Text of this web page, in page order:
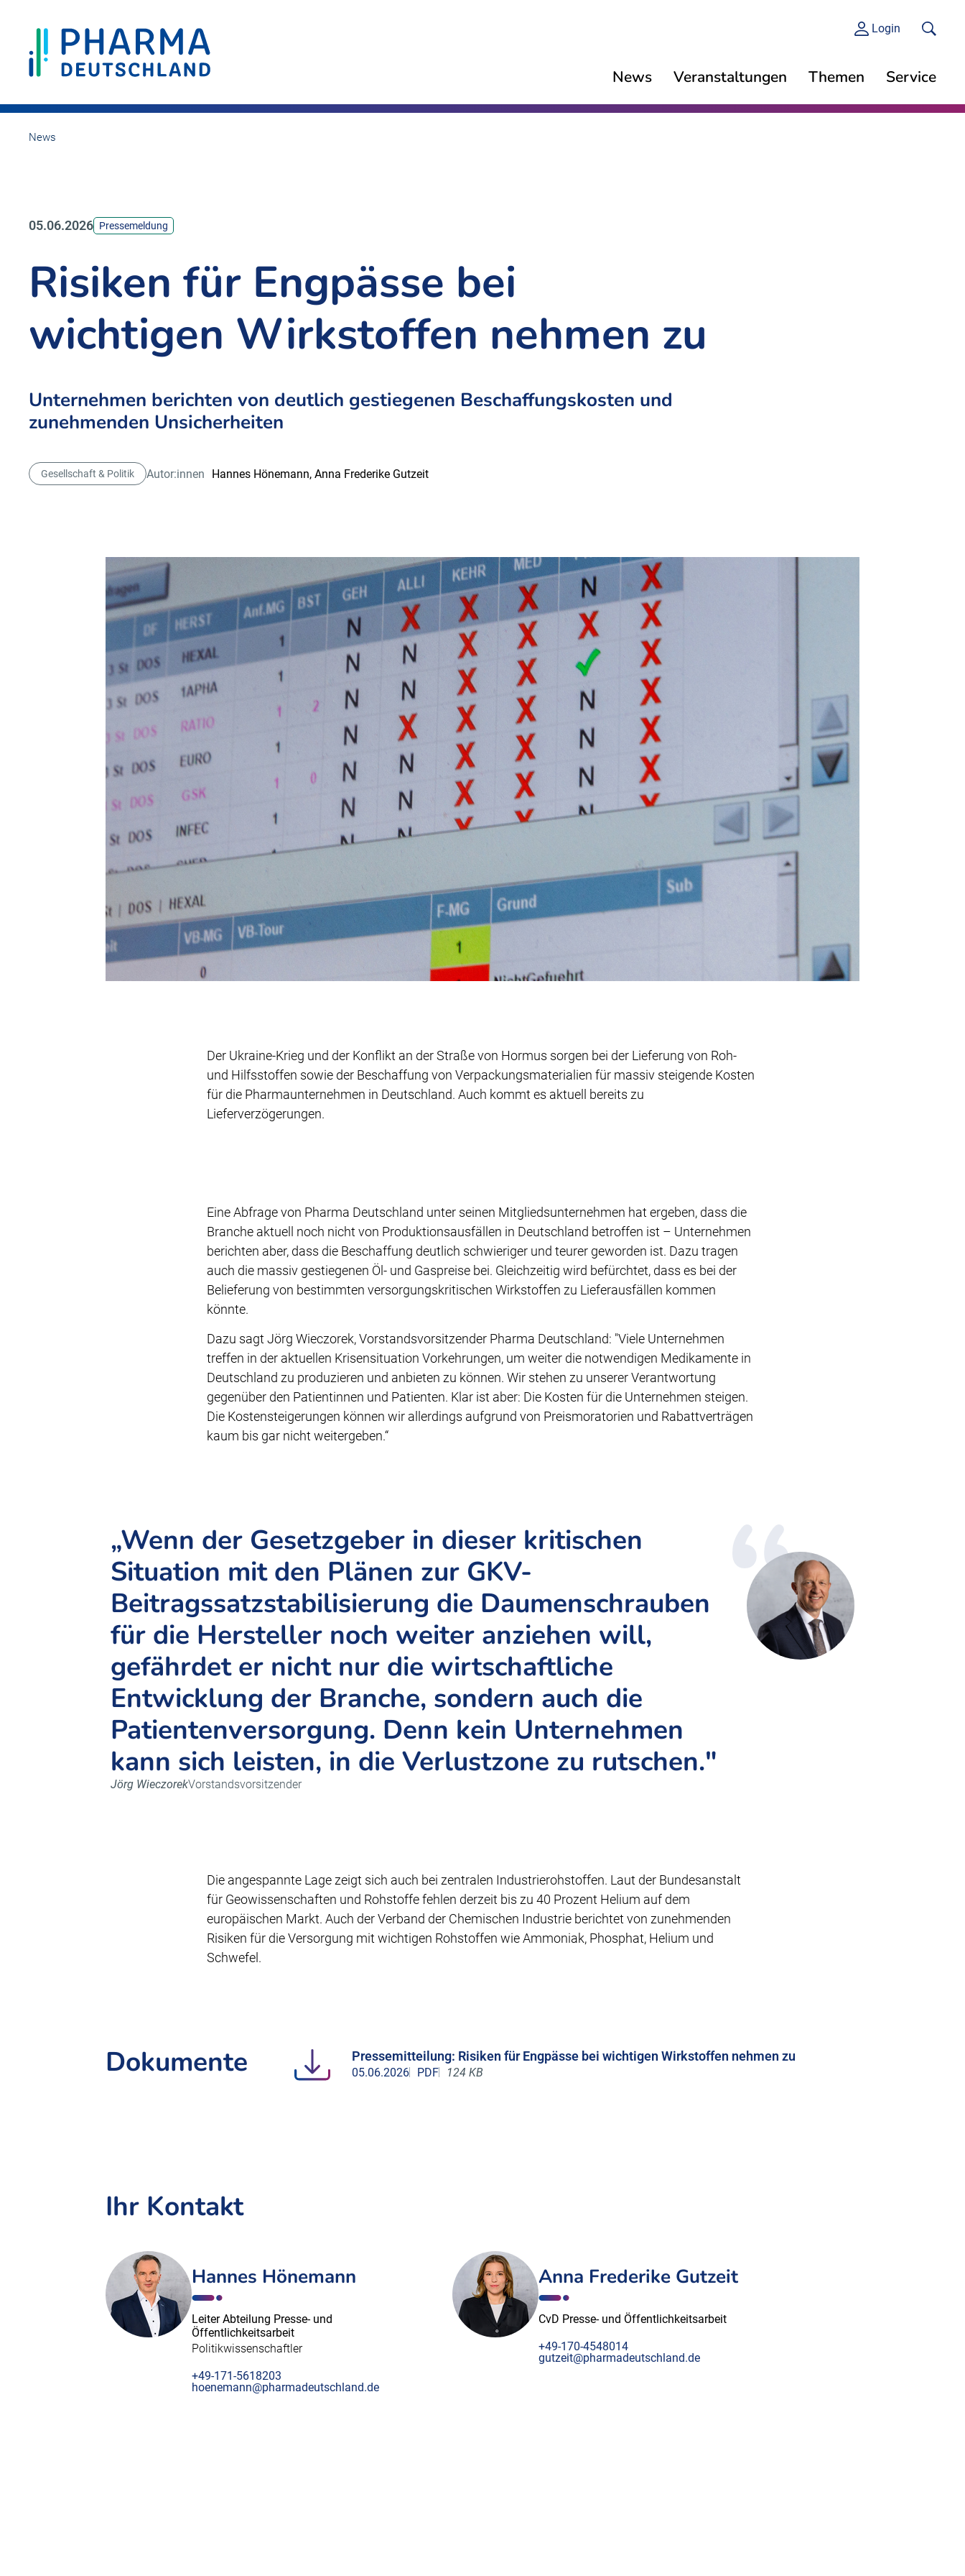
Login
News Veranstaltungen Themen Service
News
05.06.2026 Pressemeldung
Risiken für Engpässe bei
wichtigen Wirkstoffen nehmen zu
Unternehmen berichten von deutlich gestiegenen Beschaffungskosten und
zunehmenden Unsicherheiten
Gesellschaft & Politik Autor:innen Hannes Hönemann, Anna Frederike Gutzeit
Der Ukraine-Krieg und der Konflikt an der Straße von Hormus sorgen bei der Lieferung von Roh-
und Hilfsstoffen sowie der Beschaffung von Verpackungsmaterialien für massiv steigende Kosten
für die Pharmaunternehmen in Deutschland. Auch kommt es aktuell bereits zu
Lieferverzögerungen.
Eine Abfrage von Pharma Deutschland unter seinen Mitgliedsunternehmen hat ergeben, dass die
Branche aktuell noch nicht von Produktionsausfällen in Deutschland betroffen ist – Unternehmen
berichten aber, dass die Beschaffung deutlich schwieriger und teurer geworden ist. Dazu tragen
auch die massiv gestiegenen Öl- und Gaspreise bei. Gleichzeitig wird befürchtet, dass es bei der
Belieferung von bestimmten versorgungskritischen Wirkstoffen zu Lieferausfällen kommen
könnte.
Dazu sagt Jörg Wieczorek, Vorstandsvorsitzender Pharma Deutschland: "Viele Unternehmen
treffen in der aktuellen Krisensituation Vorkehrungen, um weiter die notwendigen Medikamente in
Deutschland zu produzieren und anbieten zu können. Wir stehen zu unserer Verantwortung
gegenüber den Patientinnen und Patienten. Klar ist aber: Die Kosten für die Unternehmen steigen.
Die Kostensteigerungen können wir allerdings aufgrund von Preismoratorien und Rabattverträgen
kaum bis gar nicht weitergeben.“
„Wenn der Gesetzgeber in dieser kritischen
Situation mit den Plänen zur GKV-
Beitragssatzstabilisierung die Daumenschrauben
für die Hersteller noch weiter anziehen will,
gefährdet er nicht nur die wirtschaftliche
Entwicklung der Branche, sondern auch die
Patientenversorgung. Denn kein Unternehmen
kann sich leisten, in die Verlustzone zu rutschen."
Jörg WieczorekVorstandsvorsitzender
Die angespannte Lage zeigt sich auch bei zentralen Industrierohstoffen. Laut der Bundesanstalt
für Geowissenschaften und Rohstoffe fehlen derzeit bis zu 40 Prozent Helium auf dem
europäischen Markt. Auch der Verband der Chemischen Industrie berichtet von zunehmenden
Risiken für die Versorgung mit wichtigen Rohstoffen wie Ammoniak, Phosphat, Helium und
Schwefel.
Dokumente Pressemitteilung: Risiken für Engpässe bei wichtigen Wirkstoffen nehmen zu
05.06.2026 PDF 124 KB
Ihr Kontakt
Hannes Hönemann
Leiter Abteilung Presse- und
Öffentlichkeitsarbeit
Politikwissenschaftler
+49-171-5618203
hoenemann@pharmadeutschland.de
Anna Frederike Gutzeit
CvD Presse- und Öffentlichkeitsarbeit
+49-170-4548014
gutzeit@pharmadeutschland.de